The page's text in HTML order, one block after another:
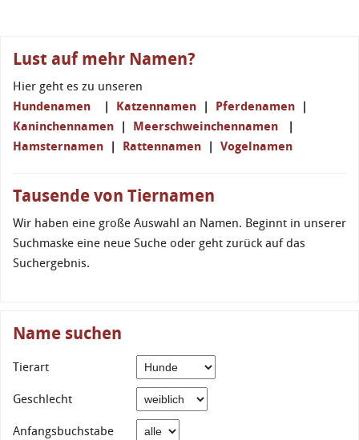
Lust auf mehr Namen?
Hier geht es zu unseren
Hundenamen | Katzennamen | Pferdenamen |
Kaninchennamen | Meerschweinchennamen |
Hamsternamen | Rattennamen | Vogelnamen
Tausende von Tiernamen
Wir haben eine große Auswahl an Namen. Beginnt in unserer
Suchmaske eine neue Suche oder geht zurück auf das
Suchergebnis.
Name suchen
Tierart
Geschlecht
Anfangsbuchstabe